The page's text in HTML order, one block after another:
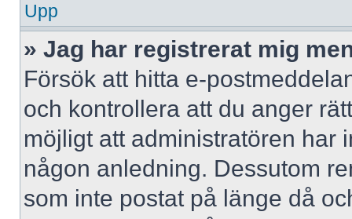
Upp
» Jag har registrerat mig
Försök att hitta e-
och kontrollera att du anger
möjligt att administratören har
någon anledning. Dessutom
som inte postat på länge då